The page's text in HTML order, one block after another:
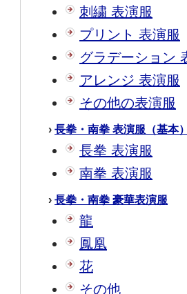
刺繍 表演服
プリント 表演服
グラデーション
アレンジ 表演服
その他の表演服
› 長拳・南拳 表演服（基本）
長拳 表演服
南拳 表演服
› 長拳・南拳 豪華表演服
龍
鳳凰
花
その他